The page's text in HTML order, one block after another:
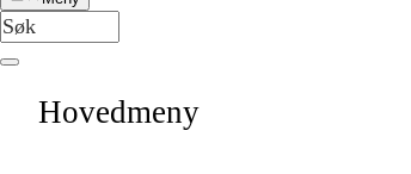
Hovedmeny